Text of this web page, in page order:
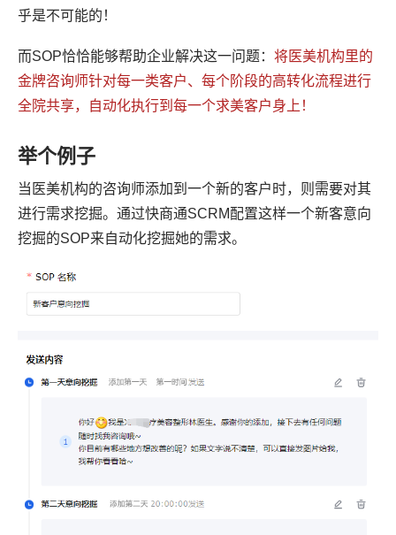
乎是不可能的！
而SOP恰恰能够帮助企业解决这一问题： 将医美机构里的
金牌咨询师针对每一类客户、每个阶段的高转化流程进行
全院共享，自动化执行到每一个求美客户身上！
举个例子
当医美机构的咨询师添加到一个新的客户时，则需要对其
进行需求挖掘。通过快商通SCRM配置这样一个新客意向
挖掘的SOP来自动化挖掘她的需求。